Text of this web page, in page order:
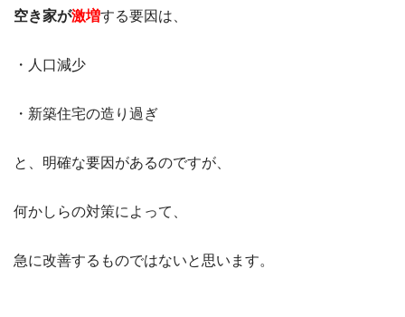
空き家が激増する要因は、
・人口減少
・新築住宅の造り過ぎ
と、明確な要因があるのですが、
何かしらの対策によって、
急に改善するものではないと思います。